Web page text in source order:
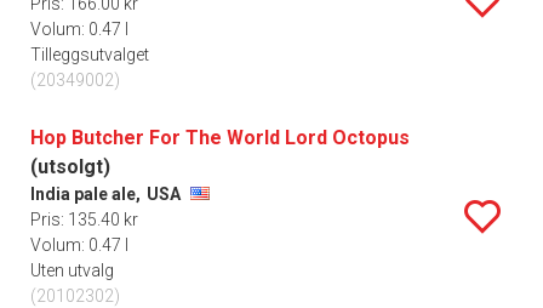
Volum: 0.47 l
Tilleggsutvalget
(20349002)
Hop Butcher For The World Lord Octopus
(utsolgt)
India pale ale, USA
Pris: 135.40 kr
Volum: 0.47 l
Uten utvalg
(20102302)